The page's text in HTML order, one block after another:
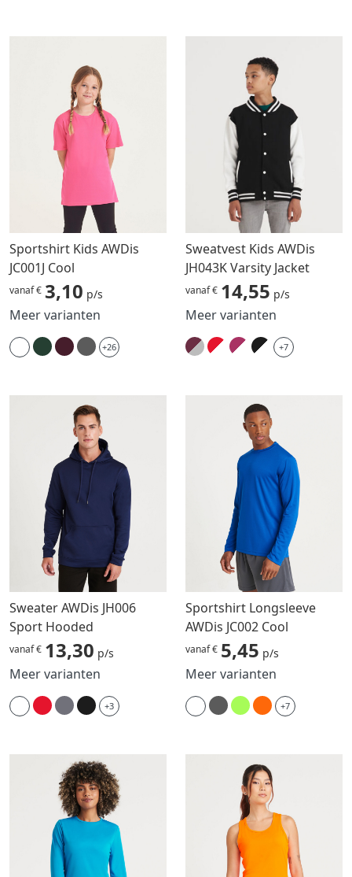
Sportshirt Kids AWDis
JC001J Cool
vanaf € 3,10 p/s
Meer varianten
+26
Sweatvest Kids AWDis
JH043K Varsity Jacket
vanaf € 14,55 p/s
Meer varianten
+7
Sweater AWDis JH006
Sport Hooded
vanaf € 13,30 p/s
Meer varianten
+3
Sportshirt Longsleeve
AWDis JC002 Cool
vanaf € 5,45 p/s
Meer varianten
+7